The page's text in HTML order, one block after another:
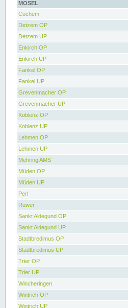
MOSEL
Cochem
Detzem OP
Detzem UP
Enkirch OP
Enkirch UP
Fankel OP
Fankel UP
Grevenmacher OP
Grevenmacher UP
Koblenz OP
Koblenz UP
Lehmen OP
Lehmen UP
Mehring AMS
Müden OP
Müden UP
Perl
Ruwer
Sankt Aldegund OP
Sankt Aldegund UP
Stadtbredimus OP
Stadtbredimus UP
Trier OP
Trier UP
Wincheringen
Wintrich OP
Wintrich UP